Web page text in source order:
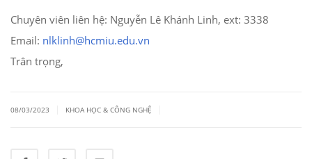
Chuyên viên liên hệ: Nguyễn Lê Khánh Linh, ext: 3338
Email: nlklinh@hcmiu.edu.vn
Trân trọng,
08/03/2023 KHOA HỌC & CÔNG NGHỆ